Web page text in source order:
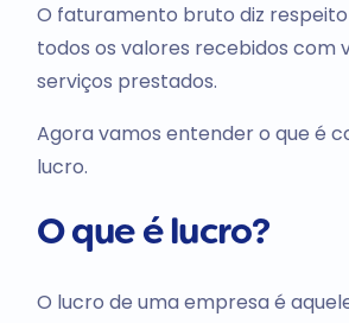
O faturamento bruto diz
todos os valores recebidos com
serviços prestados.
Agora vamos entender o que é
lucro.
O que é lucro?
O lucro de uma empresa é